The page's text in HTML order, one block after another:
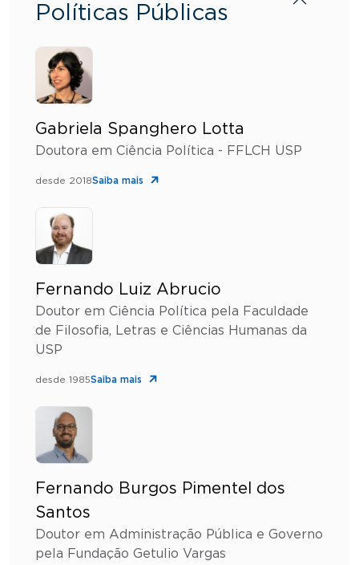
Políticas Públicas
Gabriela Spanghero Lotta
Doutora em Ciência Política - FFLCH USP
desde 2018Saiba mais
Fernando Luiz Abrucio
Doutor em Ciência Política pela Faculdade
de Filosofia, Letras e Ciências Humanas da
USP
desde 1985Saiba mais
Fernando Burgos Pimentel dos
Santos
Doutor em Administração Pública e Governo
pela Fundação Getulio Vargas